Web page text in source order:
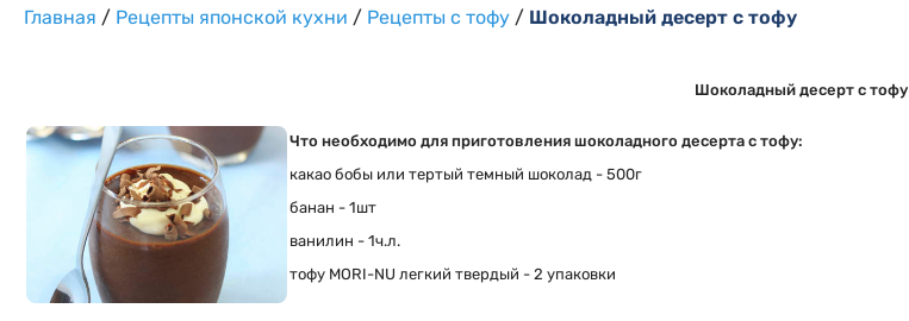
Главная / Рецепты японской кухни / Рецепты с тофу / Шоколадный десерт с тофу
Шоколадный десерт с тофу
Что необходимо для приготовления шоколадного десерта с тофу:
какао бобы или тертый темный шоколад - 500г
банан - 1шт
ванилин - 1ч.л.
тофу MORI-NU легкий твердый - 2 упаковки